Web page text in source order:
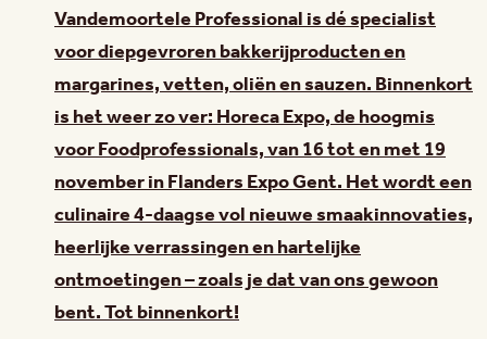
Vandemoortele Professional is dé specialist
voor diepgevroren bakkerijproducten en
margarines, vetten, oliën en sauzen. Binnenkort
is het weer zo ver: Horeca Expo, de hoogmis
voor Foodprofessionals, van 16 tot en met 19
november in Flanders Expo Gent. Het wordt een
culinaire 4-daagse vol nieuwe smaakinnovaties,
heerlijke verrassingen en hartelijke
ontmoetingen – zoals je dat van ons gewoon
bent. Tot binnenkort!